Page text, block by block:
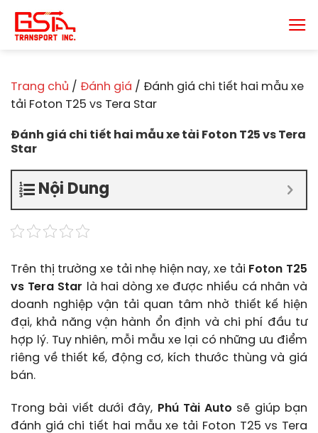
đến
nội
Trang chủ / Đánh giá / Đánh giá chi tiết hai mẫu xe
tải Foton T25 vs Tera Star
Đánh giá chi tiết hai mẫu xe tải Foton T25 vs Tera
Star
Nội Dung
Trên thị trường xe tải nhẹ hiện nay, xe tải Foton T25
vs Tera Star là hai dòng xe được nhiều cá nhân và
doanh nghiệp vận tải quan tâm nhờ thiết kế hiện
đại, khả năng vận hành ổn định và chi phí đầu tư
hợp lý. Tuy nhiên, mỗi mẫu xe lại có những ưu điểm
riêng về thiết kế, động cơ, kích thước thùng và giá
bán.
Trong bài viết dưới đây, Phú Tài Auto sẽ giúp bạn
đánh giá chi tiết hai mẫu xe tải Foton T25 vs Tera